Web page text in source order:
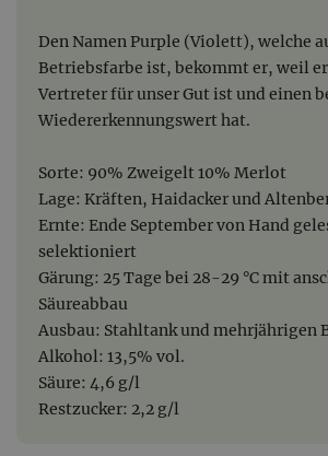
Den Namen Purple (Violett), welche
Betriebsfarbe ist, bekommt er, weil
Vertreter für unser Gut ist und einen
Wiedererkennungswert hat.
Sorte: 90% Zweigelt 10% Merlot
Lage: Kräften, Haidacker und
Ernte: Ende September von Hand
selektioniert
Gärung: 25 Tage bei 28-29 °C mit
Säureabbau
Ausbau: Stahltank und mehrjährigen
Alkohol: 13,5% vol.
Säure: 4,6 g/l
Restzucker: 2,2 g/l